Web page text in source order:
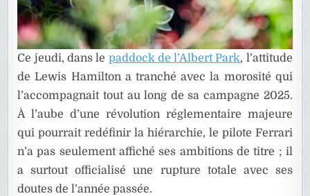
Ce jeudi, dans le paddock de l’Albert Park, l’attitude
de Lewis Hamilton a tranché avec la morosité qui
l’accompagnait tout au long de sa campagne 2025.
À l’aube d’une révolution réglementaire majeure
qui pourrait redéfinir la hiérarchie, le pilote Ferrari
n’a pas seulement affiché ses ambitions de titre ; il
a surtout officialisé une rupture totale avec ses
doutes de l’année passée.